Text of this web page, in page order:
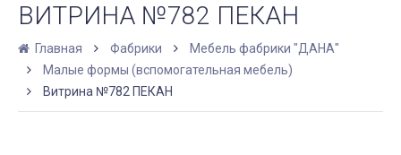
ВИТРИНА №782 ПЕКАН
Главная Фабрики
Мебель фабрики "ДАНА"
Малые формы (вспомогательная мебель)
Витрина №782 ПЕКАН